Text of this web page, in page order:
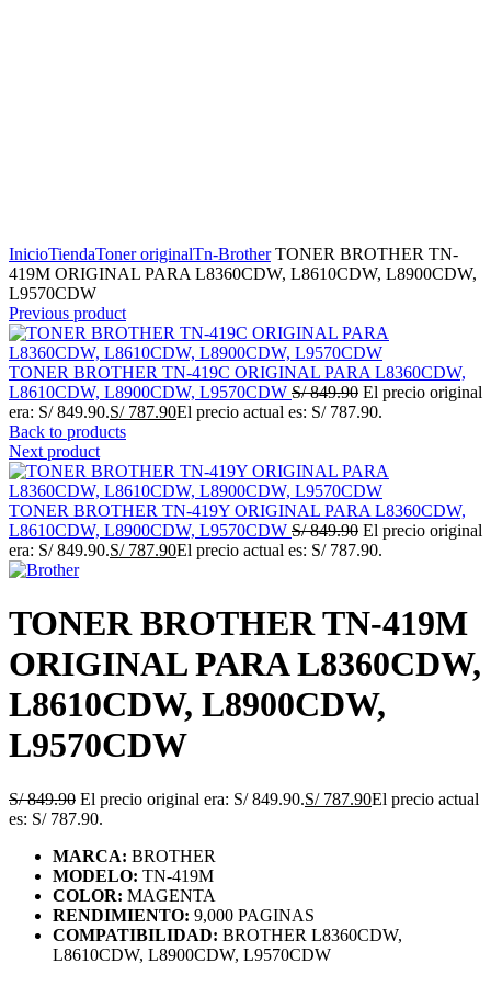
InicioTiendaToner originalTn-BrotherTONER BROTHER TN-
419M ORIGINAL PARA L8360CDW, L8610CDW, L8900CDW,
L9570CDW
Previous product
TONER BROTHER TN-419C ORIGINAL PARA L8360CDW,
L8610CDW, L8900CDW, L9570CDW S/849.90 El precio original
era: S/ 849.90.S/787.90El precio actual es: S/ 787.90.
Back to products
Next product
TONER BROTHER TN-419Y ORIGINAL PARA L8360CDW,
L8610CDW, L8900CDW, L9570CDW S/849.90 El precio original
era: S/ 849.90.S/787.90El precio actual es: S/ 787.90.
TONER BROTHER TN-419M
ORIGINAL PARA L8360CDW,
L8610CDW, L8900CDW,
L9570CDW
S/849.90 El precio original era: S/ 849.90.S/787.90El precio actual
es: S/ 787.90.
MARCA: BROTHER
MODELO: TN-419M
COLOR: MAGENTA
RENDIMIENTO: 9,000 PAGINAS
COMPATIBILIDAD: BROTHER L8360CDW,
L8610CDW, L8900CDW, L9570CDW